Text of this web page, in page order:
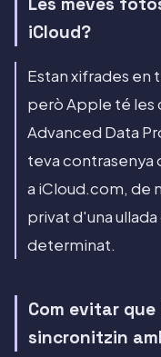
iCloud?
Estan xifrades en
però Apple té les
Advanced Data
teva contrasenya
a iCloud.com, de
privat d'una
determinat.
Com evitar
sincronitzin